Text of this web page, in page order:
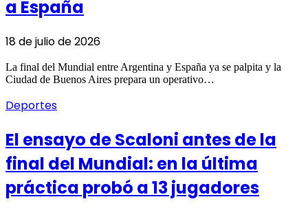
a España
18 de julio de 2026
La final del Mundial entre Argentina y España ya se palpita y la
Ciudad de Buenos Aires prepara un operativo…
Deportes
El ensayo de Scaloni antes de la
final del Mundial: en la última
práctica probó a 13 jugadores